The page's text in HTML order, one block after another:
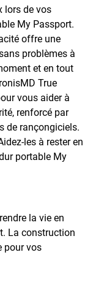
lors de vos
My Passport.
offre une
problèmes à
et en tout
True
vous aider à
renforcé par
de rançongiciels.
les à rester en
portable My
la vie en
La construction
pour vos